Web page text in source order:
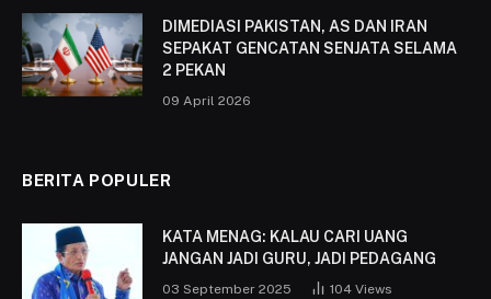
DIMEDIASI PAKISTAN, AS DAN IRAN
SEPAKAT GENCATAN SENJATA SELAMA
2 PEKAN
09 April 2026
BERITA POPULER
KATA MENAG: KALAU CARI UANG
JANGAN JADI GURU, JADI PEDAGANG
03 September 2025 104 Views